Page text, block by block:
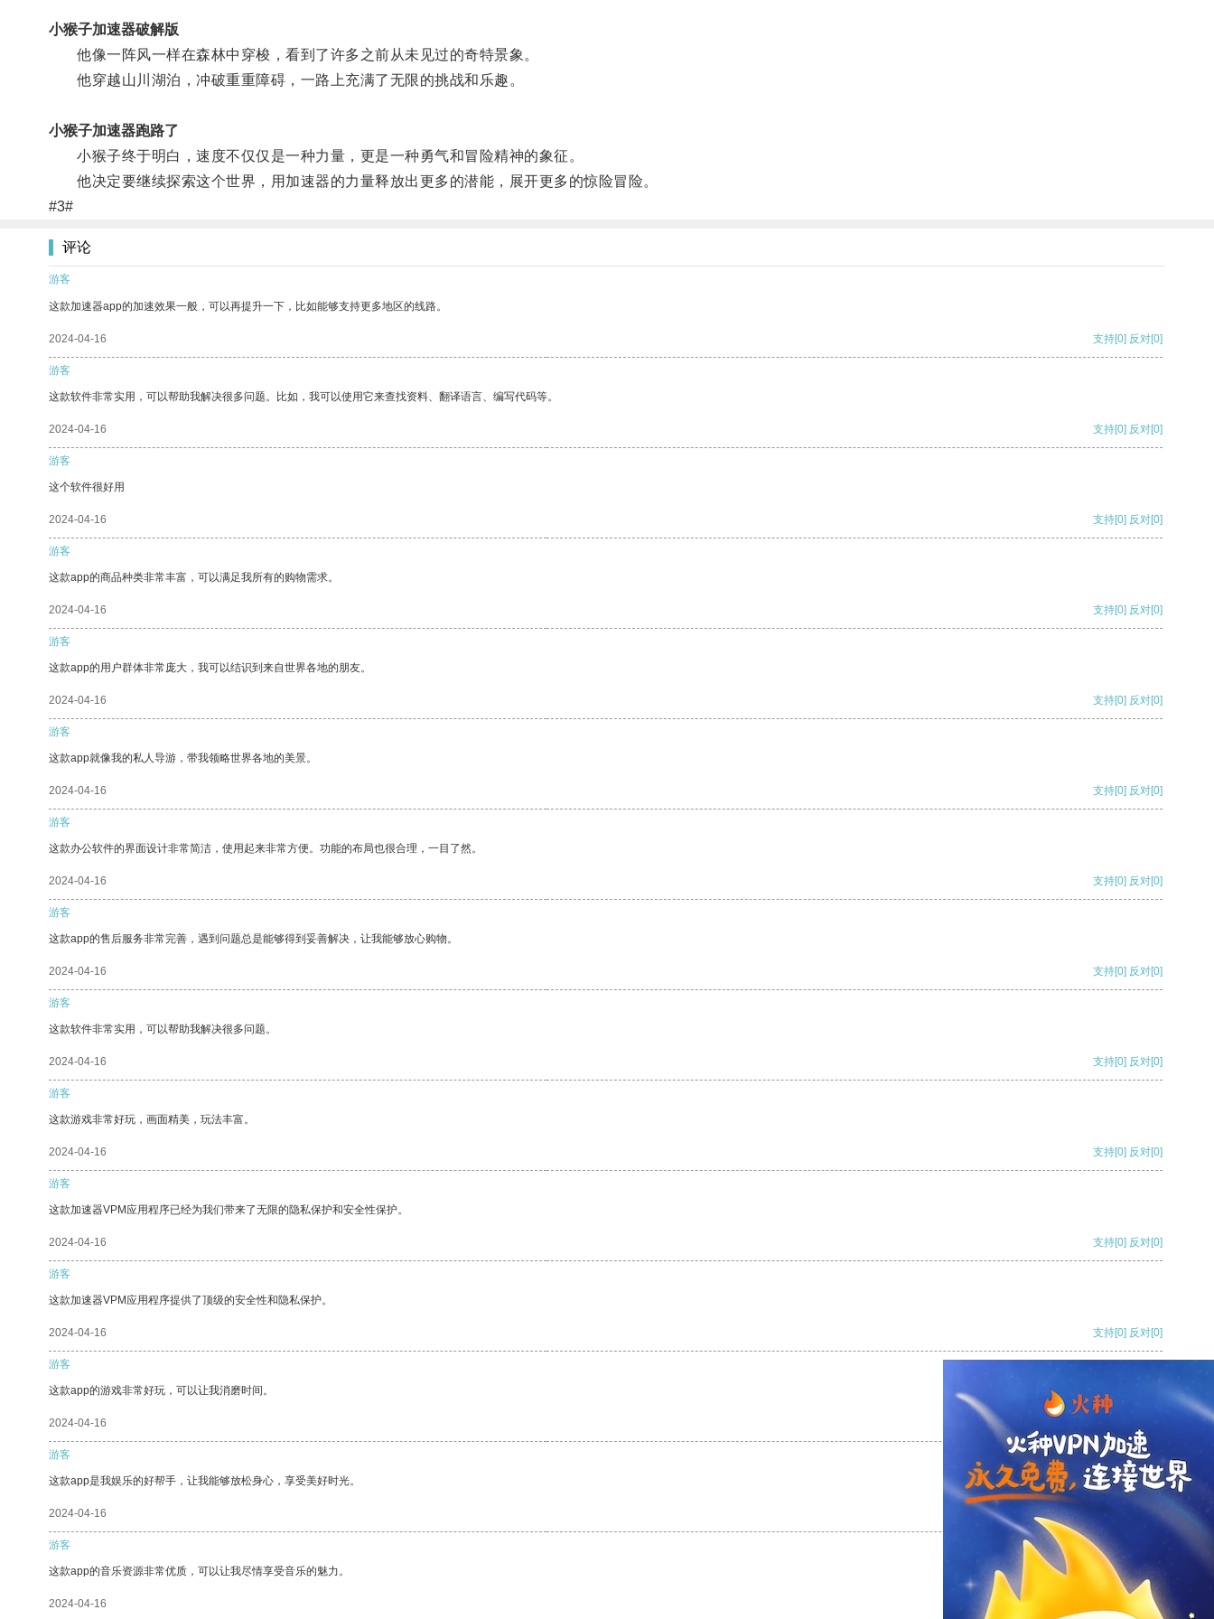
小猴子加速器破解版
他像一阵风一样在森林中穿梭，看到了许多之前从未见过的奇特景象。
他穿越山川湖泊，冲破重重障碍，一路上充满了无限的挑战和乐趣。
小猴子加速器跑路了
小猴子终于明白，速度不仅仅是一种力量，更是一种勇气和冒险精神的象征。
他决定要继续探索这个世界，用加速器的力量释放出更多的潜能，展开更多的惊险冒险。
#3#
评论
游客
这款加速器app的加速效果一般，可以再提升一下，比如能够支持更多地区的线路。
2024-04-16 支持[0] 反对[0]
游客
这款软件非常实用，可以帮助我解决很多问题。比如，我可以使用它来查找资料、翻译语言、编写代码等。
2024-04-16 支持[0] 反对[0]
游客
这个软件很好用
2024-04-16 支持[0] 反对[0]
游客
这款app的商品种类非常丰富，可以满足我所有的购物需求。
2024-04-16 支持[0] 反对[0]
游客
这款app的用户群体非常庞大，我可以结识到来自世界各地的朋友。
2024-04-16 支持[0] 反对[0]
游客
这款app就像我的私人导游，带我领略世界各地的美景。
2024-04-16 支持[0] 反对[0]
游客
这款办公软件的界面设计非常简洁，使用起来非常方便。功能的布局也很合理，一目了然。
2024-04-16 支持[0] 反对[0]
游客
这款app的售后服务非常完善，遇到问题总是能够得到妥善解决，让我能够放心购物。
2024-04-16 支持[0] 反对[0]
游客
这款软件非常实用，可以帮助我解决很多问题。
2024-04-16 支持[0] 反对[0]
游客
这款游戏非常好玩，画面精美，玩法丰富。
2024-04-16 支持[0] 反对[0]
游客
这款加速器VPM应用程序已经为我们带来了无限的隐私保护和安全性保护。
2024-04-16 支持[0] 反对[0]
游客
这款加速器VPM应用程序提供了顶级的安全性和隐私保护。
2024-04-16 支持[0] 反对[0]
游客
这款app的游戏非常好玩，可以让我消磨时间。
2024-04-16
游客
这款app是我娱乐的好帮手，让我能够放松身心，享受美好时光。
2024-04-16 反对
游客
这款app的音乐资源非常优质，可以让我尽情享受音乐的魅力。
2024-04-16 反对[0]